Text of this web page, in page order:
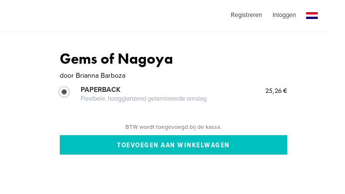
Registreren Inloggen
Gems of Nagoya
door Brianna Barboza
PAPERBACK
Flexibele, hoogglanzend gelamineerde omslag
25,26 €
BTW wordt toegevoegd bij de kassa.